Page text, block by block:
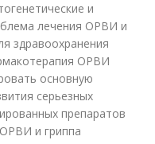
и
лечения ОРВИ и
здравоохранения
ОРВИ
основную
серьезных
препаратов
и гриппа